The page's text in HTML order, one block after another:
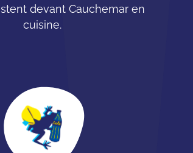
devant Cauchemar en
cuisine.